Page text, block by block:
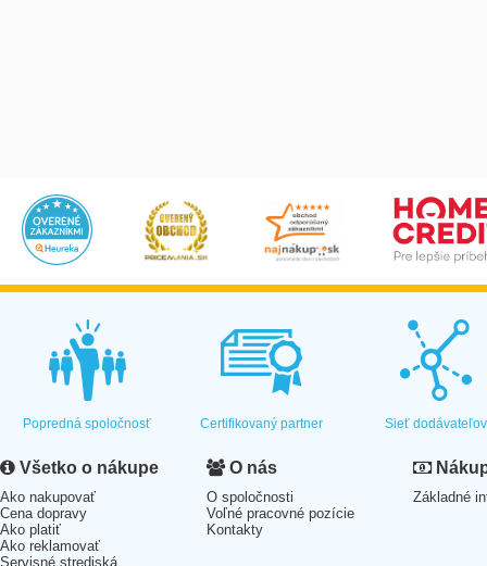
Popredná spoločnosť Certifikovaný partner Sieť dodávateľov
Všetko o nákupe
Ako nakupovať
Cena dopravy
Ako platiť
Ako reklamovať
Servisné strediská
O nás
O spoločnosti
Voľné pracovné pozície
Kontakty
Základné